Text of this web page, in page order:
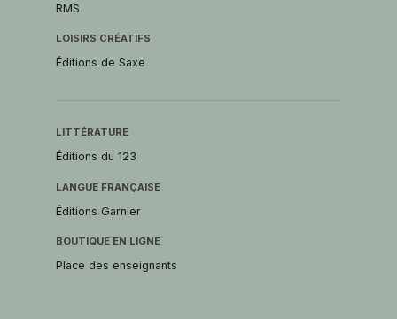
RMS
LOISIRS CRÉATIFS
Éditions de Saxe
LITTÉRATURE
Éditions du 123
LANGUE FRANÇAISE
Éditions Garnier
BOUTIQUE EN LIGNE
Place des enseignants